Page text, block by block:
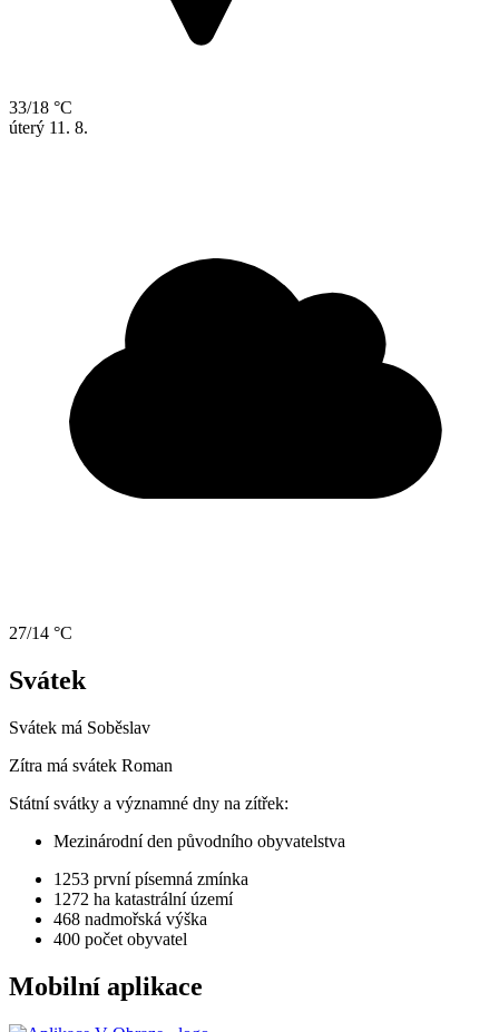
33/18 °C
úterý 11. 8.
27/14 °C
Svátek
Svátek má Soběslav
Zítra má svátek Roman
Státní svátky a významné dny na zítřek:
Mezinárodní den původního obyvatelstva
1253 první písemná zmínka
1272 ha katastrální území
468 nadmořská výška
400 počet obyvatel
Mobilní aplikace